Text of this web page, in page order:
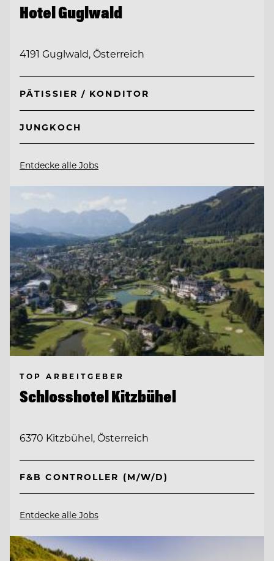
Hotel Guglwald
4191 Guglwald, Österreich
PÂTISSIER / KONDITOR
JUNGKOCH
Entdecke alle Jobs
TOP ARBEITGEBER
Schlosshotel Kitzbühel
6370 Kitzbühel, Österreich
F&B CONTROLLER (M/W/D)
Entdecke alle Jobs